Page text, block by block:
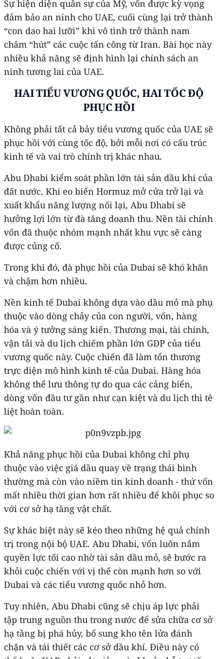
Sự hiện diện quân sự của Mỹ, vốn được kỳ vọng
đảm bảo an ninh cho UAE, cuối cùng lại trở thành
“con dao hai lưỡi” khi vô tình trở thành nam
châm “hút” các cuộc tấn công từ Iran. Bài học này
nhiều khả năng sẽ định hình lại chính sách an
ninh tương lai của UAE.
HAI TIỂU VƯƠNG QUỐC, HAI TỐC ĐỘ
PHỤC HỒI
Không phải tất cả bảy tiểu vương quốc của UAE sẽ
phục hồi với cùng tốc độ, bởi mỗi nơi có cấu trúc
kinh tế và vai trò chính trị khác nhau.
Abu Dhabi kiểm soát phần lớn tài sản dầu khí của
đất nước. Khi eo biển Hormuz mở cửa trở lại và
xuất khẩu năng lượng nối lại, Abu Dhabi sẽ
hưởng lợi lớn từ đà tăng doanh thu. Nền tài chính
vốn đã thuộc nhóm mạnh nhất khu vực sẽ càng
được củng cố.
Trong khi đó, đà phục hồi của Dubai sẽ khó khăn
và chậm hơn nhiều.
Nền kinh tế Dubai không dựa vào dầu mỏ mà phụ
thuộc vào dòng chảy của con người, vốn, hàng
hóa và ý tưởng sáng kiến. Thương mại, tài chính,
vận tải và du lịch chiếm phần lớn GDP của tiểu
vương quốc này. Cuộc chiến đã làm tổn thương
trực diện mô hình kinh tế của Dubai. Hàng hóa
không thể lưu thông tự do qua các cảng biển,
dòng vốn đầu tư gần như cạn kiệt và du lịch thì tê
liệt hoàn toàn.
Khả năng phục hồi của Dubai không chỉ phụ
thuộc vào việc giá dầu quay về trạng thái bình
thường mà còn vào niềm tin kinh doanh - thứ vốn
mất nhiều thời gian hơn rất nhiều để khôi phục so
với cơ sở hạ tầng vật chất.
Sự khác biệt này sẽ kéo theo những hệ quả chính
trị trong nội bộ UAE. Abu Dhabi, vốn luôn nắm
quyền lực tối cao nhờ tài sản dầu mỏ, sẽ bước ra
khỏi cuộc chiến với vị thế còn mạnh hơn so với
Dubai và các tiểu vương quốc nhỏ hơn.
Tuy nhiên, Abu Dhabi cũng sẽ chịu áp lực phải
tập trung nguồn thu trong nước để sửa chữa cơ sở
hạ tầng bị phá hủy, bổ sung kho tên lửa đánh
chặn và tái thiết các cơ sở dầu khí. Điều này có